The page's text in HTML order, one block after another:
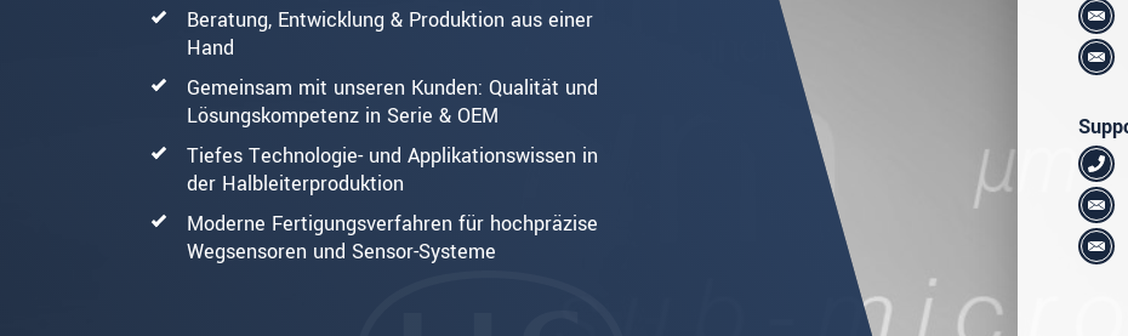
Beratung, Entwicklung & Produktion aus einer
Hand
Gemeinsam mit unseren Kunden: Qualität und
Lösungskompetenz in Serie & OEM
Tiefes Technologie- und Applikationswissen in
der Halbleiterproduktion
Moderne Fertigungsverfahren für hochpräzise
Wegsensoren und Sensor-Systeme